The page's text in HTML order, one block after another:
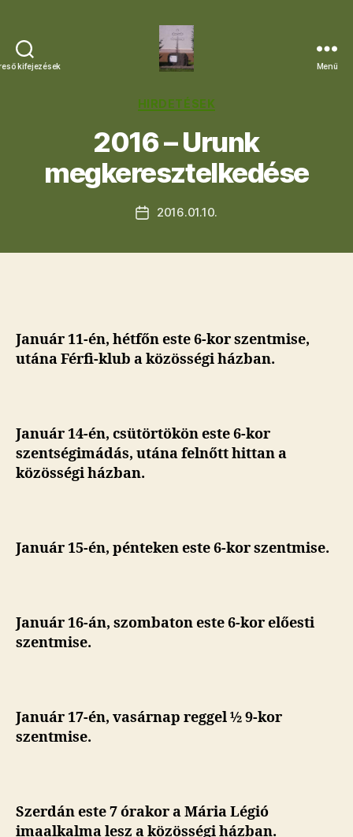
kifejezések
Egyházközség
Menü
Kategóriák
HIRDETÉSEK
2016 – Urunk
megkeresztelkedése
Bejegyzés
2016.01.10.
Január 11-én, hétfőn este 6-kor szentmise,
utána Férfi-klub a közösségi házban.
Január 14-én, csütörtökön este 6-kor
szentségimádás, utána felnőtt hittan a
közösségi házban.
Január 15-én, pénteken este 6-kor szentmise.
Január 16-án, szombaton este6-kor előesti
szentmise.
Január 17-én, vasárnap reggel ½ 9-kor
szentmise.
Szerdán este 7 órakor a Mária Légió
imaalkalma lesz a közösségi házban.